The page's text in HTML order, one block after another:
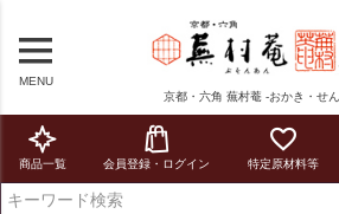
MENU
京都・六角 蕪村菴 -おかき・せ
商品一覧 会員登録・ログイン 特定原材料等